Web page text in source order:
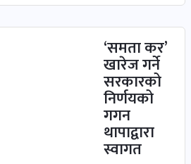
‘समता कर’
खारेज गर्ने
सरकारको
निर्णयको
गगन
थापाद्वारा
स्वागत